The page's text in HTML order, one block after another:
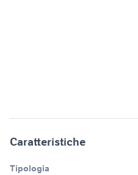
Caratteristiche
Tipologia